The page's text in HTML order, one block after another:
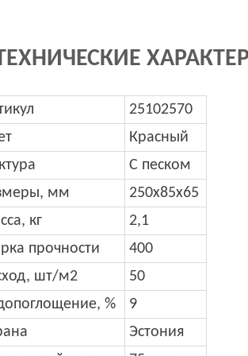
25102570
Красный
C песком
мм
250x85x65
кг
2,1
прочности
400
шт/м2
50
%
9
Эстония